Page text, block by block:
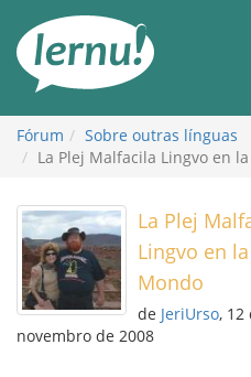
conteúdo
Fórum
Sobre outras línguas
La Plej Malfacila Lingvo en
La Plej
Lingvo en
Mondo
de JeriUrso, 12
novembro de 2008